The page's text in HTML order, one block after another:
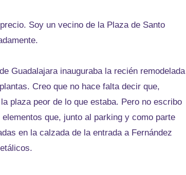
Soy un vecino de la Plaza de Santo
Guadalajara inauguraba la recién remodelada
Creo que no hace falta decir que,
plaza peor de lo que estaba. Pero no escribo
que, junto al parking y como parte
en la calzada de la entrada a Fernández